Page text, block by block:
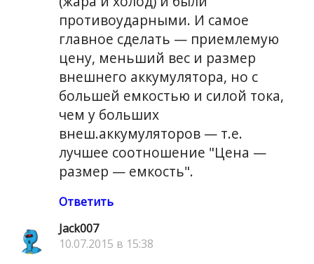
противоударными. И самое
главное сделать — приемлемую
цену, меньший вес и размер
внешнего аккумулятора, но с
большей емкостью и силой тока,
чем у больших
внеш.аккумуляторов — т.е.
лучшее соотношение "Цена —
размер — емкость".
Ответить
Jack007
10.07.2015 в 15:38